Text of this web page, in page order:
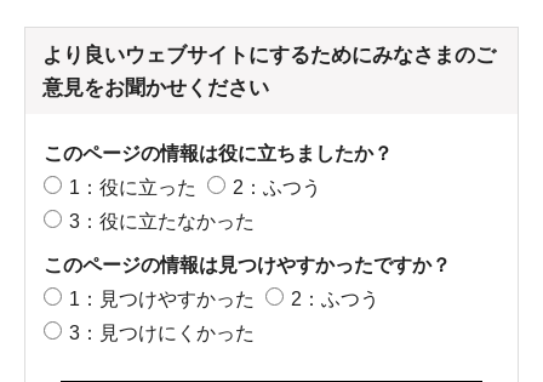
より良いウェブサイトにするためにみなさまのご
意見をお聞かせください
このページの情報は役に立ちましたか？
1：役に立った
2：ふつう
3：役に立たなかった
このページの情報は見つけやすかったですか？
1：見つけやすかった
2：ふつう
3：見つけにくかった